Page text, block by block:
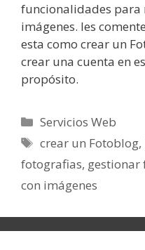
funcionalidades para
imágenes. les
esta como crear un
crear una cuenta en
propósito.
Categorías
Servicios Web
Etiquetas
crear un Fotoblog,
fotografias, gestionar
con imágenes